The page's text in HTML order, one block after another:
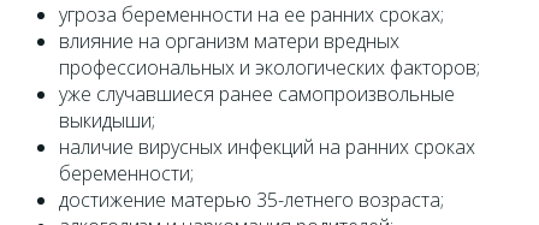
угроза беременности на ее ранних сроках;
влияние на организм матери вредных
профессиональных и экологических факторов;
уже случавшиеся ранее самопроизвольные
выкидыши;
наличие вирусных инфекций на ранних сроках
беременности;
достижение матерью 35-летнего возраста;